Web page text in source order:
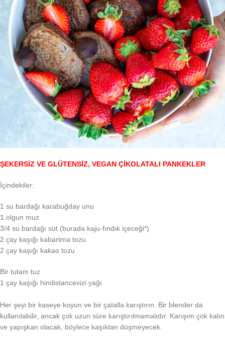
ŞEKERSİZ VE GLÜTENSİZ, VEGAN ÇİKOLATALI PANKEKLER
İçindekiler:
1 su bardağı karabuğday unu
1 olgun muz
3/4 su bardağı süt (burada kaju-fındık içeceği*)
2 çay kaşığı kabartma tozu
2 çay kaşığı kakao tozu
Bir tutam tuz
1 çay kaşığı hindistancevizi yağı
Her şeyi bir kaseye koyun ve bir çatalla karıştırın. Bir blender da
kullanılabilir, ancak çok uzun süre karıştırılmamalıdır. Karışım çok kalın
ve yapışkan olacak, böylece kaşıktan düşmeyecek.